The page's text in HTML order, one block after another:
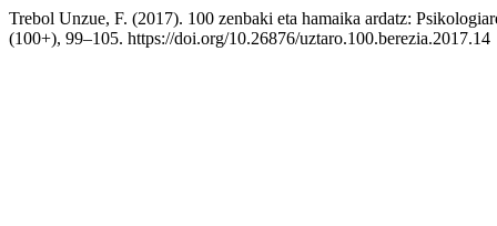
Trebol Unzue, F. (2017). 100 zenbaki eta hamaika ardatz:
(100+), 99–105. https://doi.org/10.26876/uztaro.100.berezia.2017.14